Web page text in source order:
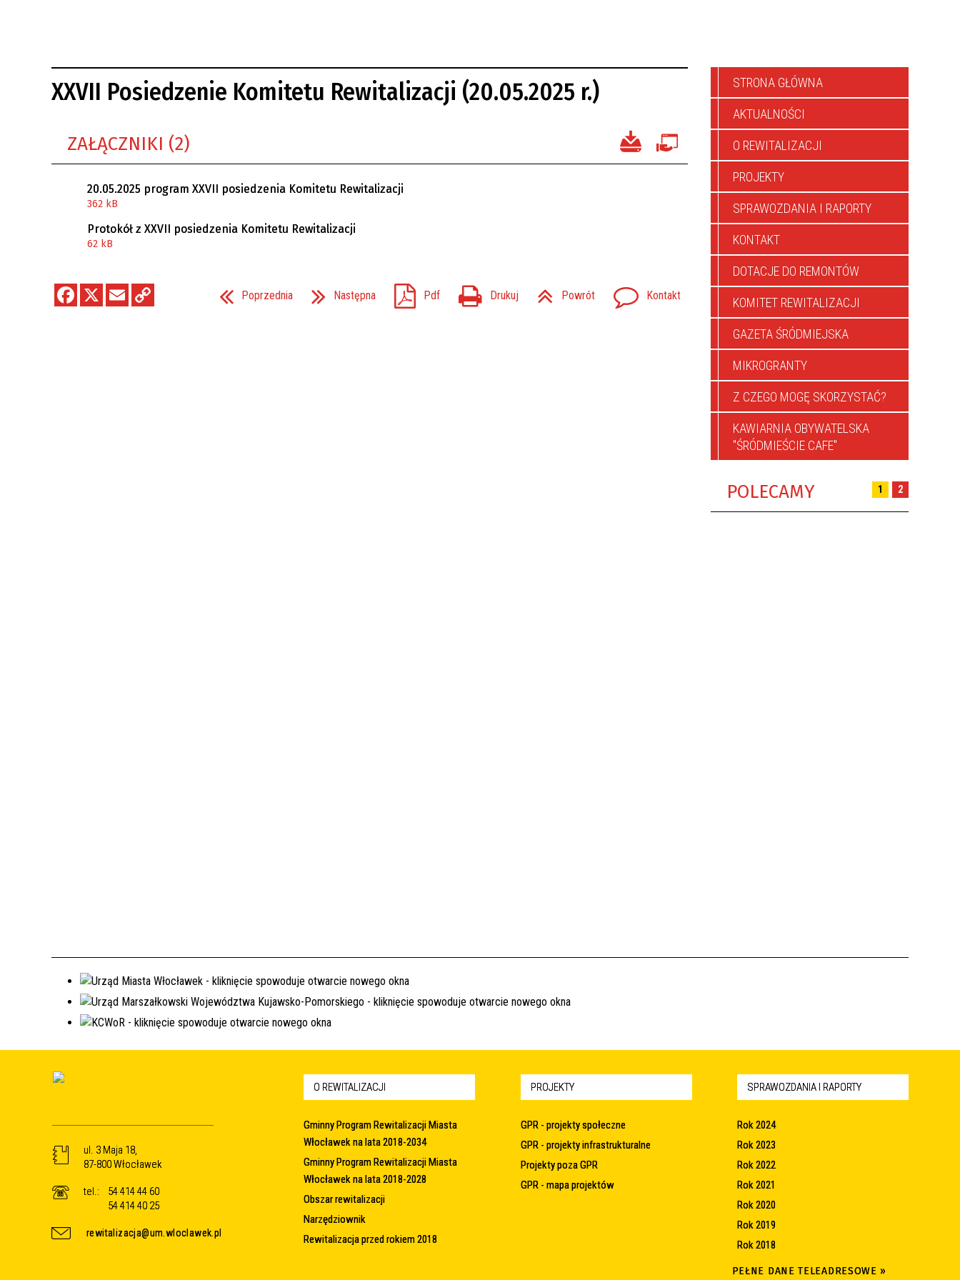
XXVII Posiedzenie Komitetu Rewitalizacji (20.05.2025 r.)
ZAŁĄCZNIKI (2)
20.05.2025 program XXVII posiedzenia Komitetu Rewitalizacji
362 kB
Protokół z XXVII posiedzenia Komitetu Rewitalizacji
62 kB
Poprzednia Następna Pdf Drukuj Powrót Kontakt
STRONA GŁÓWNA
AKTUALNOŚCI
O REWITALIZACJI
PROJEKTY
SPRAWOZDANIA I RAPORTY
KONTAKT
DOTACJE DO REMONTÓW
KOMITET REWITALIZACJI
GAZETA ŚRÓDMIEJSKA
MIKROGRANTY
Z CZEGO MOGĘ SKORZYSTAĆ?
KAWIARNIA OBYWATELSKA
"ŚRÓDMIEŚCIE CAFE"
POLECAMY 1 2
ul. 3 Maja 18,
87-800 Włocławek
tel.:
54 414 44 60
54 414 40 25
rewitalizacja@um.wloclawek.pl
O REWITALIZACJI
Gminny Program Rewitalizacji Miasta
Włocławek na lata 2018-2034
Gminny Program Rewitalizacji Miasta
Włocławek na lata 2018-2028
Obszar rewitalizacji
Narzędziownik
Rewitalizacja przed rokiem 2018
PROJEKTY
GPR - projekty społeczne
GPR - projekty infrastrukturalne
Projekty poza GPR
GPR - mapa projektów
SPRAWOZDANIA I RAPORTY
Rok 2024
Rok 2023
Rok 2022
Rok 2021
Rok 2020
Rok 2019
Rok 2018
PEŁNE DANE TELEADRESOWE »